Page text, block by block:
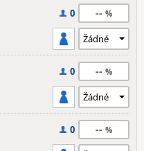
0 --
0 --
0 --